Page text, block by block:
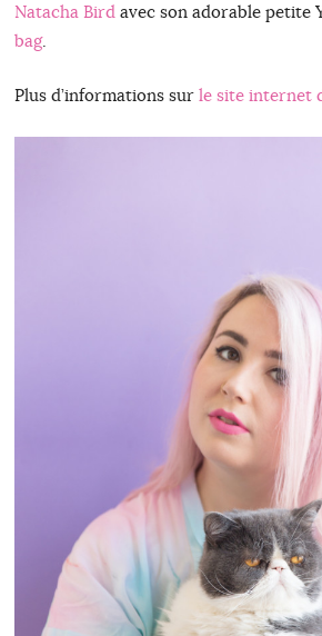
Natacha Birdavec son adorable petite
bag.
Plus d’informations sur le site internet